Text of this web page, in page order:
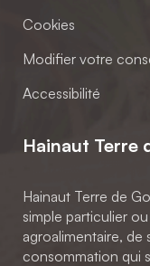
Cookies
Modifier votre
Accessibilité
Hainaut Terre
Hainaut Terre de
simple particulier
agroalimentaire, de
consommation qui